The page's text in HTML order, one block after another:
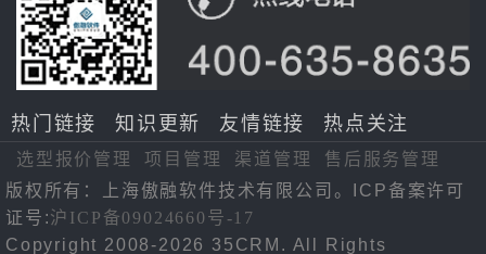
热门链接 知识更新 友情链接 热点关注
选型报价管理 项目管理 渠道管理
售后服务管理
版权所有：上海傲融软件技术有限公司。ICP备案许可
证号:沪ICP备09024660号-17
Copyright 2008-2026 35CRM. All Rights